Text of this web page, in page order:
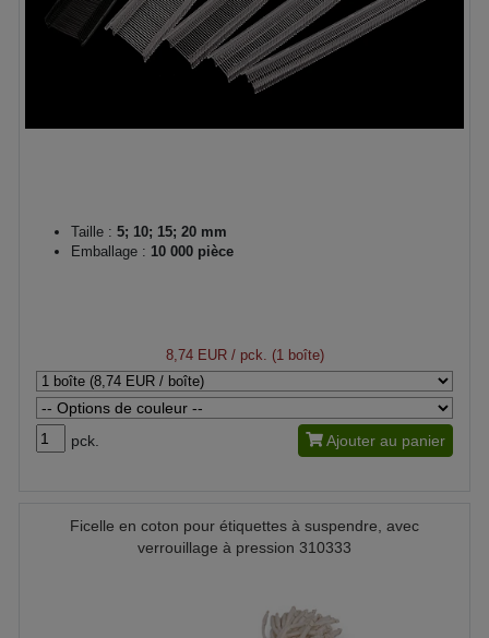
Taille : 5; 10; 15; 20 mm
Emballage : 10 000 pièce
8,74 EUR/ pck. (1 boîte)
pck. Ajouter au panier
Ficelle en coton pour étiquettes à suspendre, avec
verrouillage à pression 310333